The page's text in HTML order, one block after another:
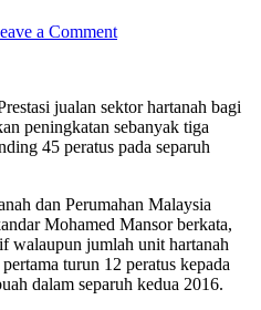
a Comment
jualan sektor hartanah bagi
peningkatan sebanyak tiga
45 peratus pada separuh
dan Perumahan Malaysia
Mohamed Mansor berkata,
walaupun jumlah unit hartanah
turun 12 peratus kepada
dalam separuh kedua 2016.